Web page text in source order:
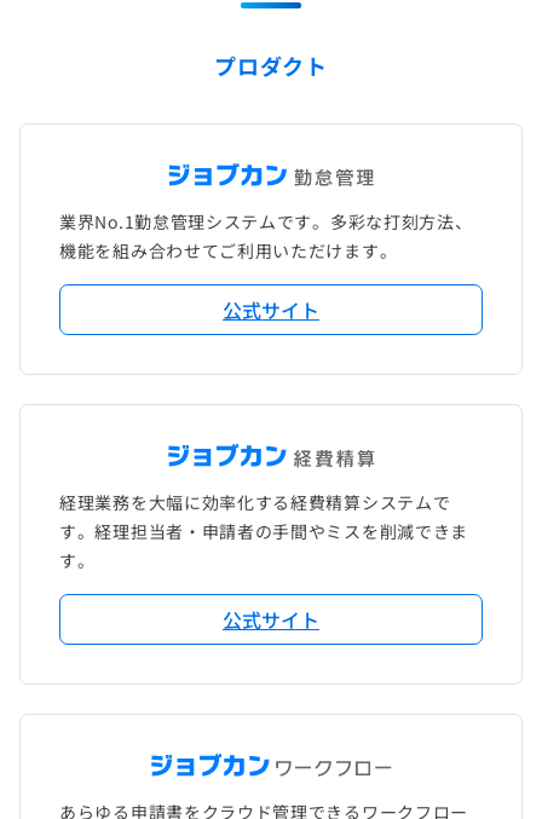
プロダクト
業界No.1勤怠管理システムです。多彩な打刻方法、
機能を組み合わせてご利用いただけます。
公式サイト
経理業務を大幅に効率化する経費精算システムで
す。経理担当者・申請者の手間やミスを削減できま
す。
公式サイト
あらゆる申請書をクラウド管理できるワークフロー